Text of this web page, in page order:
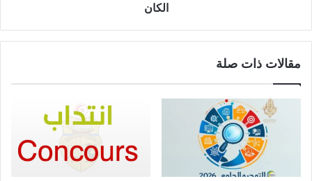
الكان
مقالات ذات صلة